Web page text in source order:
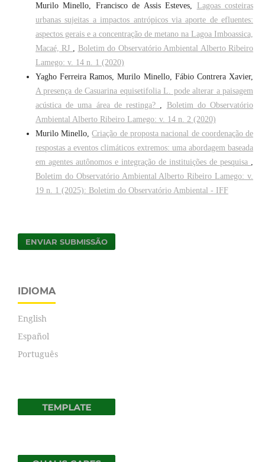
Murilo Minello, Francisco de Assis Esteves, Lagoas costeiras
urbanas sujeitas a impactos antrópicos via aporte de efluentes:
aspectos gerais e a concentração de metano na Lagoa Imboassica,
Macaé, RJ
Boletim do Observatório Ambiental Alberto Ribeiro
Lamego: v. 14 n. 1 (2020)
Yagho Ferreira Ramos, Murilo Minello, Fábio Contrera Xavier,
A presença de Casuarina equisetifolia L. pode alterar a paisagem
acústica de uma área de restinga?
Boletim do Observatório
Ambiental Alberto Ribeiro Lamego: v. 14 n. 2 (2020)
Murilo Minello,Criação de proposta nacional de coordenação de
respostas a eventos climáticos extremos: uma abordagem baseada
em agentes autônomos e integração de instituições de pesquisa
Boletim do Observatório Ambiental Alberto Ribeiro Lamego: v.
19 n. 1 (2025): Boletim do Observatório Ambiental - IFF
ENVIAR SUBMISSÃO
IDIOMA
English
Español
Português